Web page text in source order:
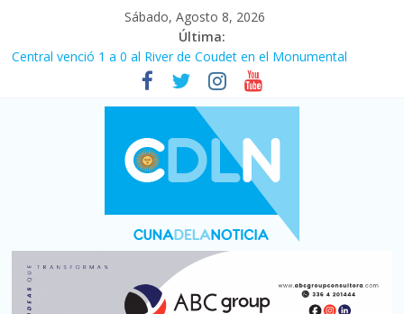
Sábado, Agosto 8, 2026
Última:
Central venció 1 a 0 al River de Coudet en el Monumental
La morosidad alcanzó su nivel más alto en dos décadas y ya
afecta a 400 mil deudores en Santa Fe
Desde que asumió Milei cerraron 41.000 kioscos: el sector
denuncia crisis como en 2001
Vacaciones de invierno con más movimiento y consumo
turístico: 4,6 millones de personas viajaron por el país, un 5,9%
Fuerte caída de la venta de autos usados en julio: bajó un 12,6%